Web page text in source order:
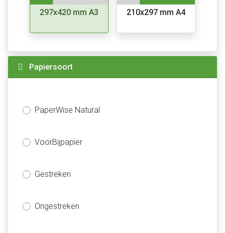
297x420 mm A3 210x297 mm A4
Papiersoort
PaperWise Natural
VoorBijpapier
Gestreken
Ongestreken